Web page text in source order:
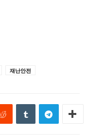
재난안전